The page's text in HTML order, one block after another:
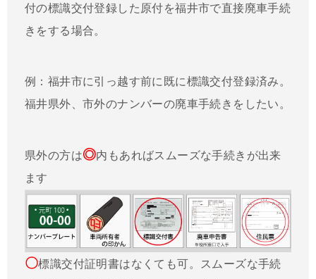
付の標識交付登録した原付を福井市で直接廃車手続
きをする場合。
例：福井市に引っ越す前に既に標識交付登録済み。
福井県外、市外のナンバーの廃車手続きをしたい。
県外の方は◎内もあればスムーズな手続きが出来
ます
〇標識交付証明書はなくても可。スムーズな手続